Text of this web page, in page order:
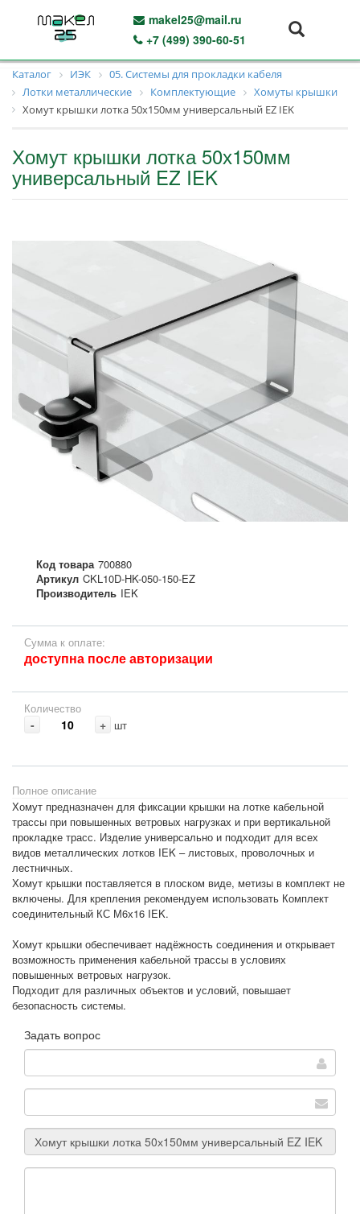
makel25@mail.ru
+7 (499) 390-60-51
Каталог ИЭК
05. Системы для прокладки кабеля
Лотки металлические
Комплектующие
Хомуты крышки
Хомут крышки лотка 50х150мм универсальный EZ IEK
Хомут крышки лотка 50х150мм
универсальный EZ IEK
Код товара 700880
Артикул CKL10D-HK-050-150-EZ
Производитель IEK
Сумма к оплате:
доступна после авторизации
Количество
- + шт
Полное описание
Хомут предназначен для фиксации крышки на лотке кабельной
трассы при повышенных ветровых нагрузках и при вертикальной
прокладке трасс. Изделие универсально и подходит для всех
видов металлических лотков IEK – листовых, проволочных и
лестничных.
Хомут крышки поставляется в плоском виде, метизы в комплект не
включены. Для крепления рекомендуем использовать Комплект
соединительный КС М6х16 IEK.
Хомут крышки обеспечивает надёжность соединения и открывает
возможность применения кабельной трассы в условиях
повышенных ветровых нагрузок.
Подходит для различных объектов и условий, повышает
безопасность системы.
Задать вопрос